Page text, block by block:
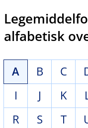
alfabetisk
A B C
I
J K
R
S T